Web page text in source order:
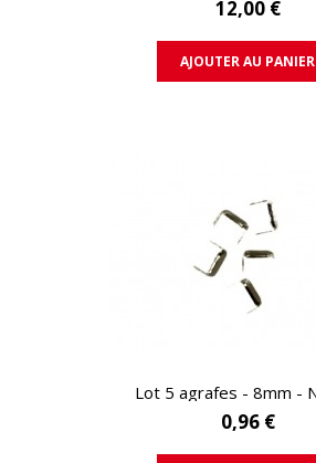
12,00 €
AJOUTER AU PANIER
APERÇU RAPIDE
Lot 5 agrafes - 8mm -
0,96 €